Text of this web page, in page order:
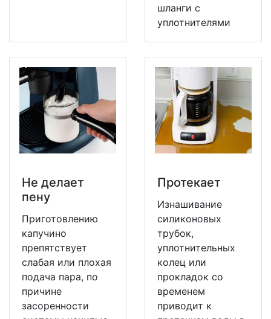
шланги с
уплотнителями
Не делает
пену
Приготовлению
капучино
препятствует
слабая или плохая
подача пара, по
причине
засоренности
Протекает
Изнашивание
силиконовых
трубок,
уплотнительных
колец или
прокладок со
временем
приводит к